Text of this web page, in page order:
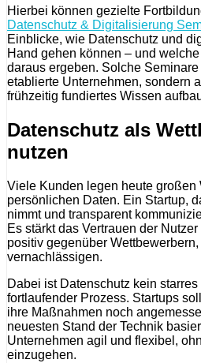
Hierbei können gezielte
Datenschutz & Digitalisierung
Einblicke, wie Datenschutz und
Hand gehen können – und
daraus ergeben. Solche
etablierte Unternehmen, sondern
frühzeitig fundiertes Wissen
Datenschutz als
nutzen
Viele Kunden legen heute großen
persönlichen Daten. Ein Startup,
nimmt und transparent
Es stärkt das Vertrauen der
positiv gegenüber
vernachlässigen.
Dabei ist Datenschutz kein
fortlaufender Prozess. Startups
ihre Maßnahmen noch
neuesten Stand der Technik
Unternehmen agil und flexibel,
einzugehen.